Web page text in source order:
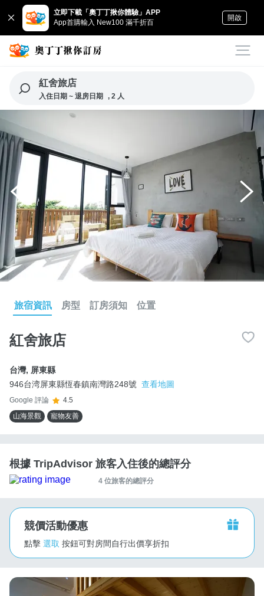
立即下載「奧丁丁揪你體驗」APP
App首購輸入 New100 滿千折百
開啟
紅舍旅店
入住日期 ~ 退房日期 , 2 人
旅宿資訊 房型 訂房須知 位置
紅舍旅店
台灣, 屏東縣
946台湾屏東縣恆春鎮南灣路248號 查看地圖
Google 評論
4.5
山海景觀
寵物友善
根據 TripAdvisor 旅客入住後的總評分
4 位旅客的總評分
競價活動優惠
點擊 選取 按鈕可對房間自行出價享折扣